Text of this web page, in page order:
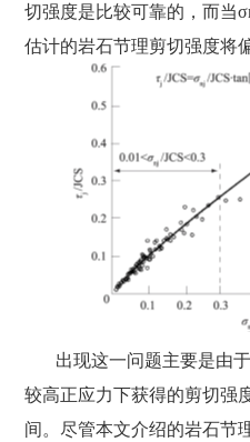
切强度是比较可靠的，而当
估计的岩石节理剪切强度将
出现这一问题主要是由于
较高正应力下获得的剪切强
间。尽管本文介绍的岩石节